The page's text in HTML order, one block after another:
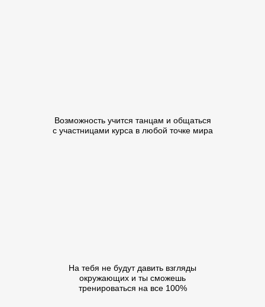
Возможность учится танцам и общаться
с участницами курса в любой точке мира
На тебя не будут давить взгляды
окружающих и ты сможешь
тренироваться на все 100%